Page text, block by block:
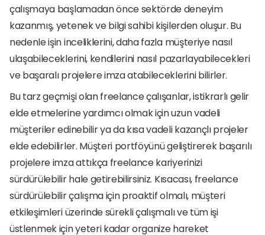
çalışmaya başlamadan önce sektörde deneyim
kazanmış, yetenek ve bilgi sahibi kişilerden oluşur. Bu
nedenle işin inceliklerini, daha fazla müşteriye nasıl
ulaşabileceklerini, kendilerini nasıl pazarlayabilecekleri
ve başaralı projelere imza atabileceklerini bilirler.
Bu tarz geçmişi olan freelance çalışanlar, istikrarlı gelir
elde etmelerine yardımcı olmak için uzun vadeli
müşteriler edinebilir ya da kısa vadeli kazançlı projeler
elde edebilirler. Müşteri portföyünü geliştirerek başarılı
projelere imza attıkça freelance kariyerinizi
sürdürülebilir hale getirebilirsiniz. Kısacası, freelance
sürdürülebilir çalışma için proaktif olmalı, müşteri
etkileşimleri üzerinde sürekli çalışmalı ve tüm işi
üstlenmek için yeteri kadar organize hareket